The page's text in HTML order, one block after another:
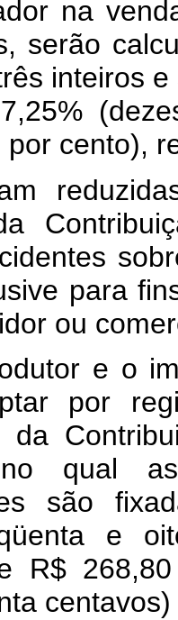
na
serão
inteiros
por cento),
para
ou
e o
por
da
qual
são
e
R$